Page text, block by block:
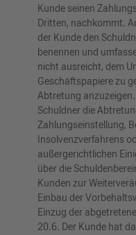
Kunde seinen
Dritten, nachkommt.
der Kunde den
benennen und
nicht ausreicht, dem
Geschäftspapiere zu
Abtretung
Schuldner die
Zahlungseinstellung,
Insolvenz­verfahrens
außergerichtlichen
über die
Kunden zur
Einbau der
Einzug der
20.6. Der Kunde hat